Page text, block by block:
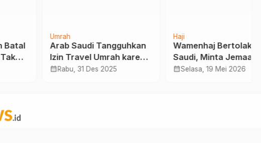
Arab Saudi Tangguhkan
Izin Travel Umrah karena
Melanggar Kontrak
Rabu, 31 Des 2025
Wamenhaj Bertolak ke
Saudi, Minta Jemaah
Jaga Kesehatan dan
Selasa, 19 Mei 2026